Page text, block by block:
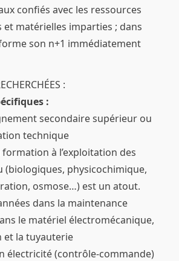
confiés avec les ressources
et matérielles imparties ; dans
son n+1 immédiatement
:
:
secondaire supérieur ou
technique
à l’exploitation des
(biologiques, physicochimique,
osmose…) est un atout.
dans la maintenance
le matériel électromécanique,
et la tuyauterie
électricité (contrôle-commande)